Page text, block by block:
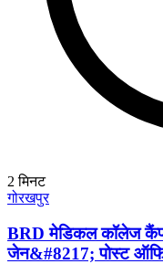
2 मिनट
गोरखपुर
BRD मेडिकल कॉलेज
जेन&#8217; पोस्ट